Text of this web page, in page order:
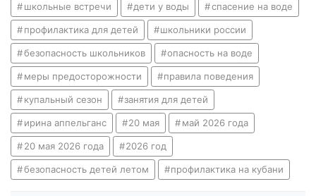
школьные встречи дети у воды спасение на воде
профилактика для детей школьники россии
безопасность школьников опасность на воде
меры предосторожности правила поведения
купальный сезон занятия для детей
ирина аппельганс 20 мая май 2026 года
20 мая 2026 года 2026 год
безопасность детей летом профилактика на кубани